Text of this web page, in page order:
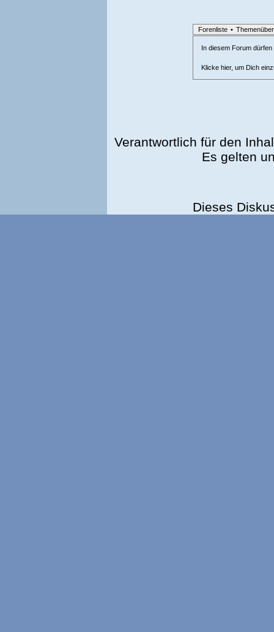
Forenliste •
In diesem Forum
Klicke hier, um Dich
Verantwortlich für den
Es gelten
Dieses